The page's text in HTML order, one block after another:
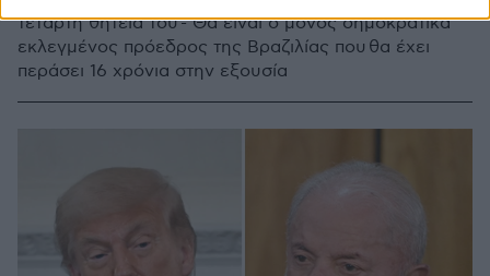
τέταρτη θητεία του - Θα είναι ο μόνος δημοκρατικά
εκλεγμένος πρόεδρος της Βραζιλίας που θα έχει
περάσει 16 χρόνια στην εξουσία